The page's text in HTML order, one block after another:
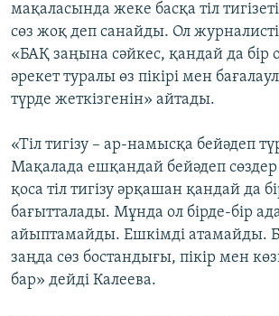
мақаласында жеке басқа тіл
сөз жоқ деп санайды. Ол
«БАҚ заңына сәйкес, қандай да бір
әрекет туралы өз пікірі мен
түрде жеткізгенін» айтады.
«Тіл тигізу – ар-намысқа бейәдеп
Мақалада ешқандай бейәдеп
қоса тіл тигізу әрқашан қандай да
бағытталады. Мұнда ол бірде-бір
айыптамайды. Ешкімді атамайды.
заңда сөз бостандығы, пікір мен
бар» дейді Калеева.